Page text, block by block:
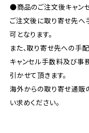
●商品のご注文後キャン
ご注文後に取り寄せ先へ
可となります。
また、取り寄せ先への手
キャンセル手数料及び事
引かせて頂きます。
海外からの取り寄せ通販
い求めください。